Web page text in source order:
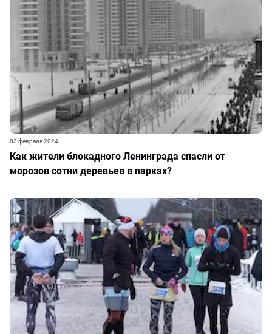
Как жители блокадного Ленинграда спасли от
морозов сотни деревьев в парках?
03 февраля 2024